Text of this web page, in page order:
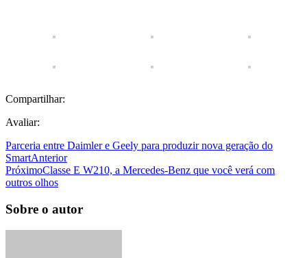
Compartilhar:
Avaliar:
Parceria entre Daimler e Geely para produzir nova geração do
SmartAnterior
PróximoClasse E W210, a Mercedes-Benz que você verá com
outros olhos
Sobre o autor